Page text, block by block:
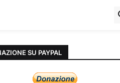
SU PAYPAL